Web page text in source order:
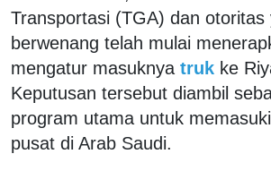
Transportasi (TGA) dan otoritas
berwenang telah mulai
mengatur masuknya truk ke
Keputusan tersebut diambil
program utama untuk
pusat di Arab Saudi.